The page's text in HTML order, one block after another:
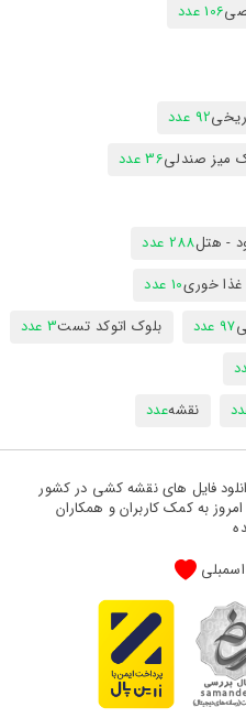
106 عدد
92 عدد
میز صندلی36 عدد
- هتل288 عدد
خوری10 عدد
97 عدد بلوک اتوکد تست3 عدد
نقشهعدد
فایل های نقشه کشی در کشور
به امروز به کمک کاربران و همکاران
اسمبلی